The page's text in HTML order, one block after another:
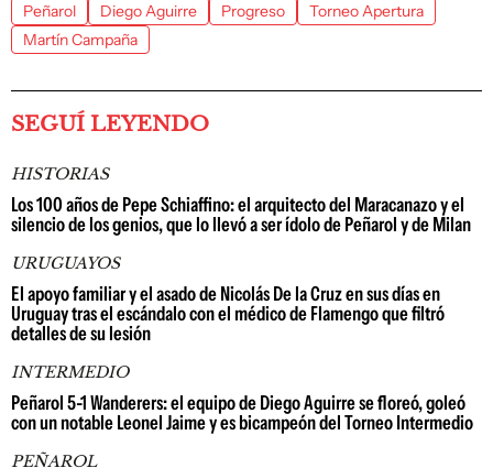
Peñarol Diego Aguirre Progreso
Torneo Apertura
Martín Campaña
SEGUÍ LEYENDO
HISTORIAS
Los 100 años de Pepe Schiaffino: el arquitecto del Maracanazo y el
silencio de los genios, que lo llevó a ser ídolo de Peñarol y de Milan
URUGUAYOS
El apoyo familiar y el asado de Nicolás De la Cruz en sus días en
Uruguay tras el escándalo con el médico de Flamengo que filtró
detalles de su lesión
INTERMEDIO
Peñarol 5-1 Wanderers: el equipo de Diego Aguirre se floreó, goleó
con un notable Leonel Jaime y es bicampeón del Torneo Intermedio
PEÑAROL